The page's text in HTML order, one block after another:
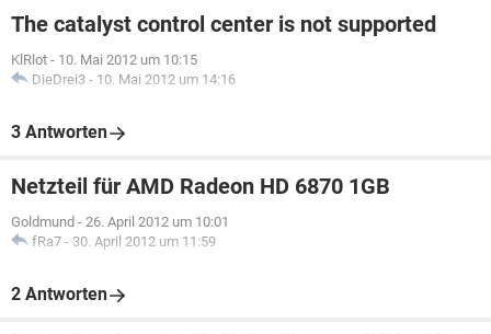
The catalyst control center is not supported
KlRlot - 10. Mai 2012 um 10:15
DieDrei3 - 10. Mai 2012 um 14:16
3 Antworten
Netzteil für AMD Radeon HD 6870 1GB
Goldmund - 26. April 2012 um 10:01
fRa7 - 30. April 2012 um 11:59
2 Antworten